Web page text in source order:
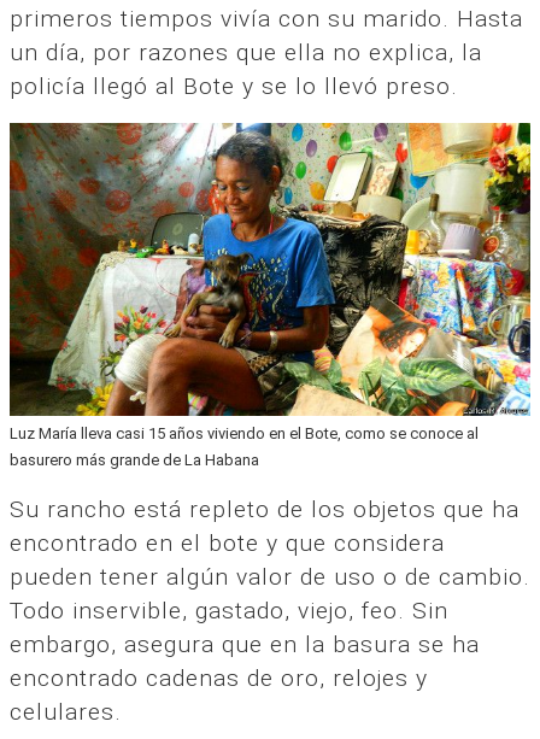
primeros tiempos vivía con su marido. Hasta
un día, por razones que ella no explica, la
policía llegó al Bote y se lo llevó preso.
Luz María lleva casi 15 años viviendo en el Bote, como se conoce al
basurero más grande de La Habana
Su rancho está repleto de los objetos que ha
encontrado en el bote y que considera
pueden tener algún valor de uso o de cambio.
Todo inservible, gastado, viejo, feo. Sin
embargo, asegura que en la basura se ha
encontrado cadenas de oro, relojes y
celulares.